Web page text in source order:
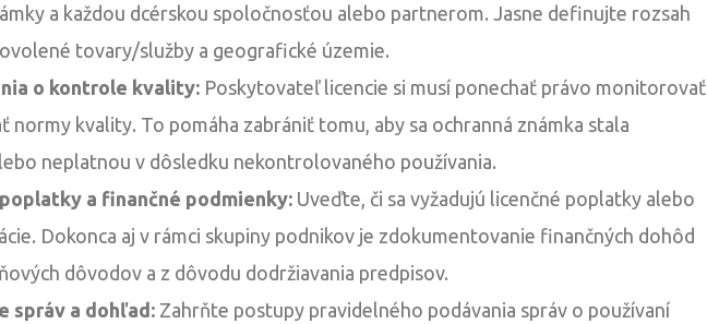
a každou dcérskou spoločnosťou alebo partnerom. Jasne definujte rozsah
tovary/služby a geografické územie.
o kontrole kvality: Poskytovateľ licencie si musí ponechať právo monitorovať
normy kvality. To pomáha zabrániť tomu, aby sa ochranná známka stala
neplatnou v dôsledku nekontrolovaného používania.
a finančné podmienky: Uveďte, či sa vyžadujú licenčné poplatky alebo
Dokonca aj v rámci skupiny podnikov je zdokumentovanie finančných dohôd
dôvodov a z dôvodu dodržiavania predpisov.
správ a dohľad: Zahrňte postupy pravidelného podávania správ o používaní